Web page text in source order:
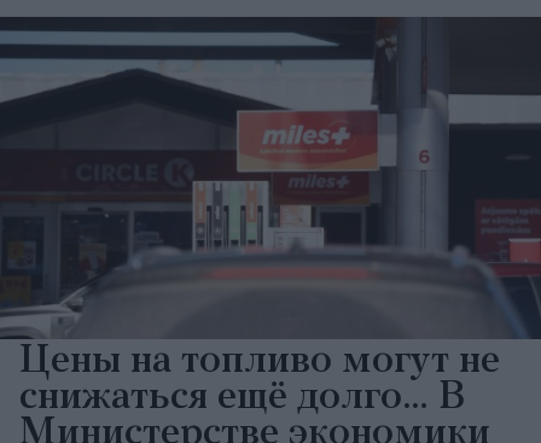
Цены на топливо могут не
снижаться ещё долго… В
Министерстве экономики